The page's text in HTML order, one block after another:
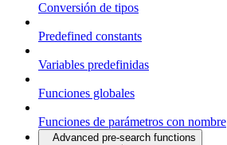
Conversión de tipos
Predefined constants
Variables predefinidas
Funciones globales
Funciones de parámetros con nombre
Advanced pre-search functions